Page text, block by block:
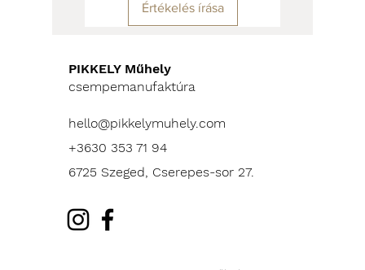
Űrtartalom: 300 ml
Minden termékünk
mikrohullámú sütőben is
használható.
Értékelés írása
PIKKELY Műhely
csempemanufaktúra
hello@pikkelymuhely.com
+3630 353 71 94
6725 Szeged, Cserepes-sor 27.